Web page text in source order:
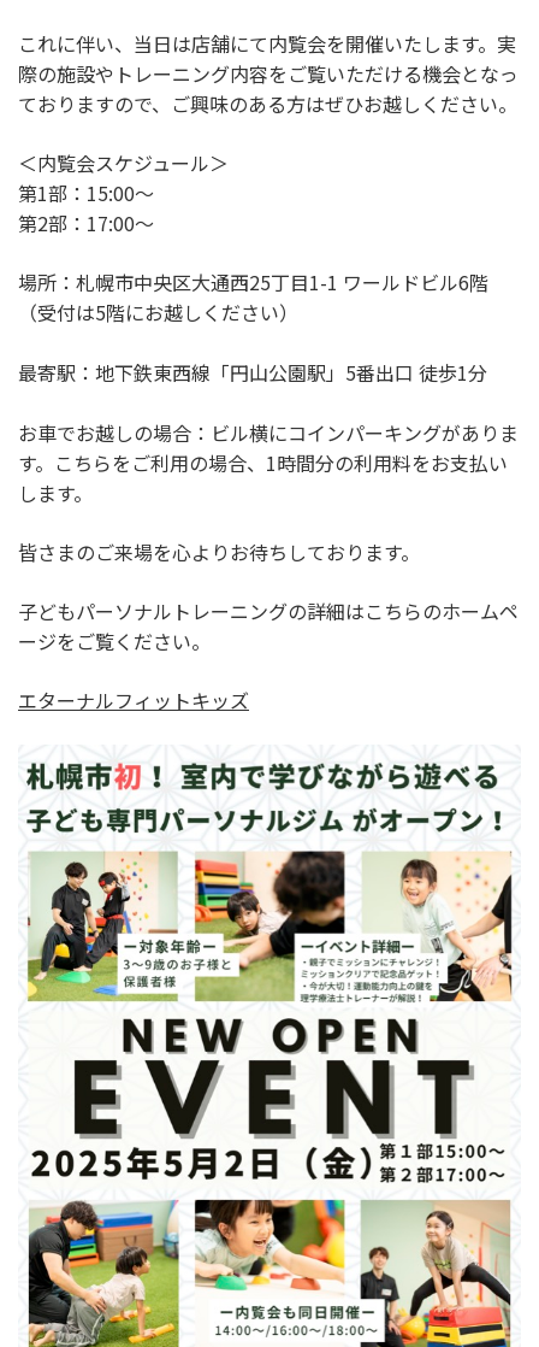
これに伴い、当日は店舗にて内覧会を開催いたします。実
際の施設やトレーニング内容をご覧いただける機会となっ
ておりますので、ご興味のある方はぜひお越しください。
＜内覧会スケジュール＞
第1部：15:00〜
第2部：17:00〜
場所：札幌市中央区大通西25丁目1-1 ワールドビル6階
（受付は5階にお越しください）
最寄駅：地下鉄東西線「円山公園駅」5番出口 徒歩1分
お車でお越しの場合：ビル横にコインパーキングがありま
す。こちらをご利用の場合、1時間分の利用料をお支払い
します。
皆さまのご来場を心よりお待ちしております。
子どもパーソナルトレーニングの詳細はこちらのホームペ
ージをご覧ください。
エターナルフィットキッズ